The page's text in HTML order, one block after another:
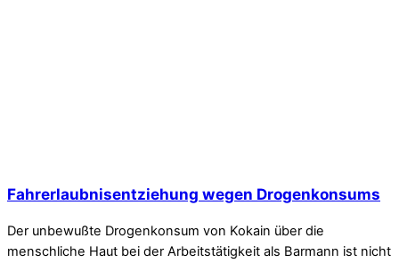
Fahrerlaubnisentziehung wegen Drogenkonsums
Der unbewußte Drogenkonsum von Kokain über die
menschliche Haut bei der Arbeitstätigkeit als Barmann ist nicht